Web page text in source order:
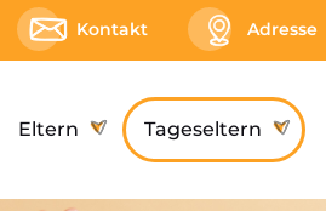
Kontakt Adresse
Eltern Tageseltern